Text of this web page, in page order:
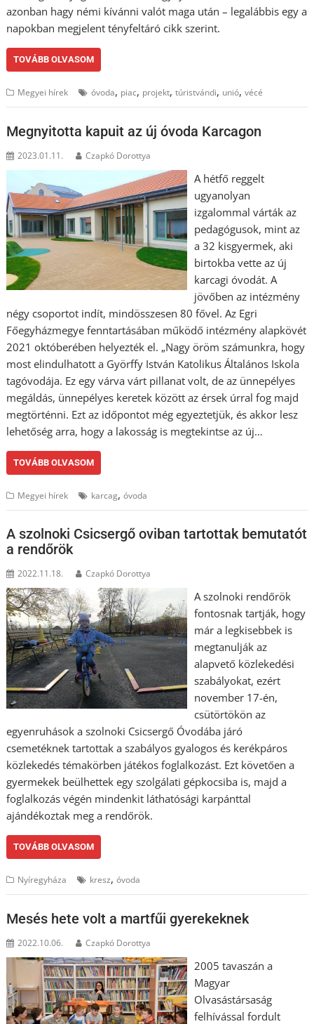
azonban hagy némi kívánni valót maga után – legalábbis egy a
napokban megjelent tényfeltáró cikk szerint.
TOVÁBB OLVASOM
Megyei hírek óvoda, piac, projekt,túristvándi, unió,vécé
Megnyitotta kapuit az új óvoda Karcagon
2023.01.11. Czapkó Dorottya
A hétfő reggelt
ugyanolyan
izgalommal várták az
pedagógusok, mint az
a 32 kisgyermek, aki
birtokba vette az új
karcagi óvodát. A
jövőben az intézmény
négy csoportot indít, mindösszesen 80 fővel. Az Egri
Főegyházmegye fenntartásában működő intézmény alapkövét
2021 októberében helyezték el. „Nagy öröm számunkra, hogy
most elindulhatott a Györffy István Katolikus Általános Iskola
tagóvodája. Ez egy várva várt pillanat volt, de az ünnepélyes
megáldás, ünnepélyes keretek között az érsek úrral fog majd
megtörténni. Ezt az időpontot még egyeztetjük, és akkor lesz
lehetőség arra, hogy a lakosság is megtekintse az új…
TOVÁBB OLVASOM
Megyei hírek karcag,óvoda
A szolnoki Csicsergő oviban tartottak bemutatót
a rendőrök
2022.11.18. Czapkó Dorottya
A szolnoki rendőrök
fontosnak tartják, hogy
már a legkisebbek is
megtanulják az
alapvető közlekedési
szabályokat, ezért
november 17-én,
csütörtökön az
egyenruhások a szolnoki Csicsergő Óvodába járó
csemetéknek tartottak a szabályos gyalogos és kerékpáros
közlekedés témakörben játékos foglalkozást. Ezt követően a
gyermekek beülhettek egy szolgálati gépkocsiba is, majd a
foglalkozás végén mindenkit láthatósági karpánttal
ajándékoztak meg a rendőrök.
TOVÁBB OLVASOM
Nyíregyháza kresz,óvoda
Mesés hete volt a martfűi gyerekeknek
2022.10.06. Czapkó Dorottya
2005 tavaszán a
Magyar
Olvasástársaság
felhívással fordult